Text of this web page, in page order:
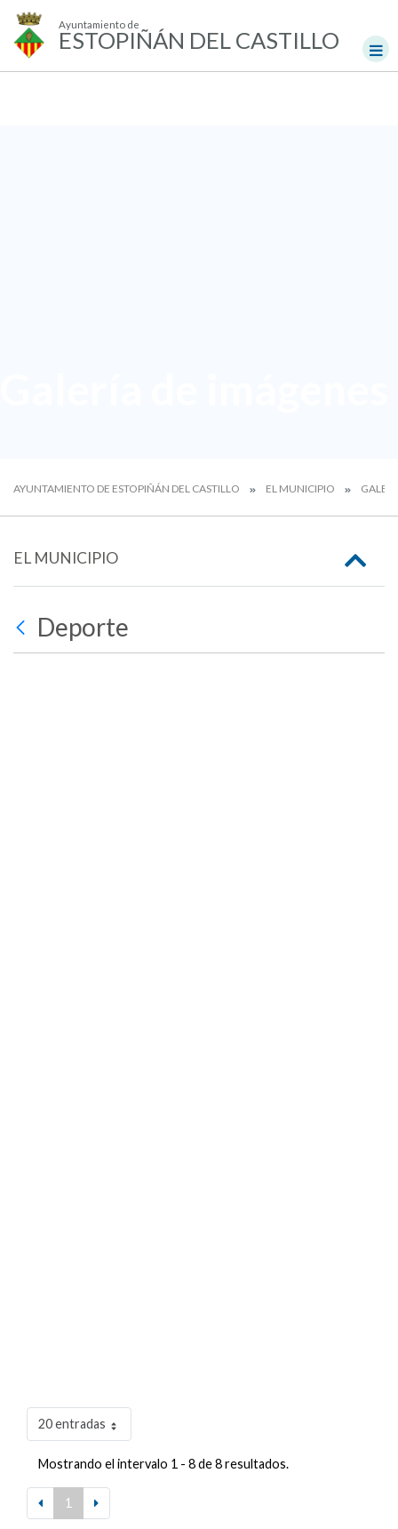
Ayuntamiento de
ESTOPIÑÁN DEL CASTILLO
AYUNTAMIENTO DE ESTOPIÑÁN DEL CASTILLO EL MUNICIPIO
EL MUNICIPIO
Deporte
20 entradas
Mostrando el intervalo 1 - 8 de 8 resultados.
1